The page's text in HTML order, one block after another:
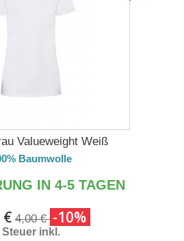
Valueweight Weiß
Baumwolle
IN 4-5 TAGEN
€ 4,00 € -10%
Steuer inkl.